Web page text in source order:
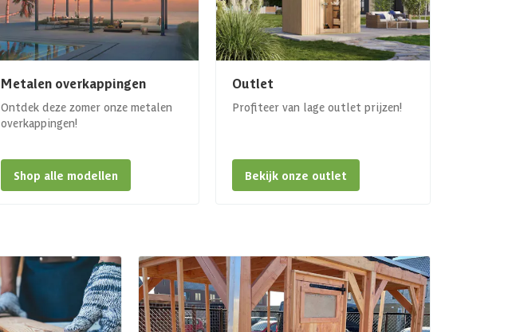
Metalen overkappingen
Ontdek deze zomer onze metalen
overkappingen!
Shop alle modellen
Outlet
Profiteer van lage outlet prijzen!
Bekijk onze outlet